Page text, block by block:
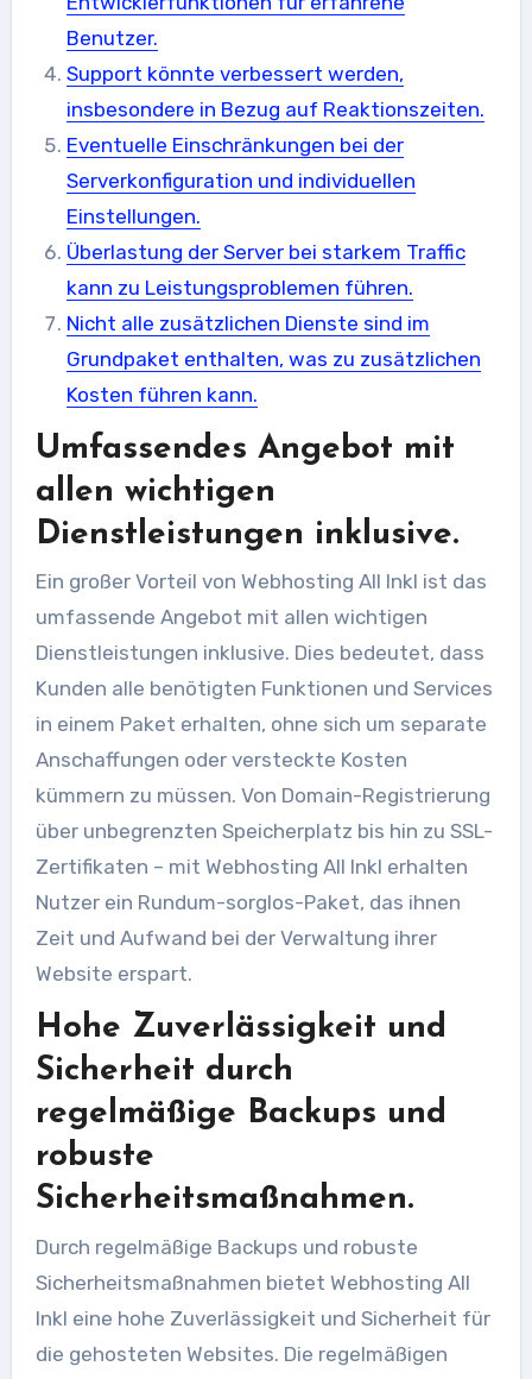
Benutzer.
Support könnte verbessert werden,
insbesondere in Bezug auf Reaktionszeiten.
Eventuelle Einschränkungen bei der
Serverkonfiguration und individuellen
Einstellungen.
Überlastung der Server bei starkem Traffic
kann zu Leistungsproblemen führen.
Nicht alle zusätzlichen Dienste sind im
Grundpaket enthalten, was zu zusätzlichen
Kosten führen kann.
Umfassendes Angebot mit
allen wichtigen
Dienstleistungen inklusive.
Ein großer Vorteil von Webhosting All Inkl ist das
umfassende Angebot mit allen wichtigen
Dienstleistungen inklusive. Dies bedeutet, dass
Kunden alle benötigten Funktionen und Services
in einem Paket erhalten, ohne sich um separate
Anschaffungen oder versteckte Kosten
kümmern zu müssen. Von Domain-Registrierung
über unbegrenzten Speicherplatz bis hin zu SSL-
Zertifikaten – mit Webhosting All Inkl erhalten
Nutzer ein Rundum-sorglos-Paket, das ihnen
Zeit und Aufwand bei der Verwaltung ihrer
Website erspart.
Hohe Zuverlässigkeit und
Sicherheit durch
regelmäßige Backups und
robuste
Sicherheitsmaßnahmen.
Durch regelmäßige Backups und robuste
Sicherheitsmaßnahmen bietet Webhosting All
Inkl eine hohe Zuverlässigkeit und Sicherheit für
die gehosteten Websites. Die regelmäßigen